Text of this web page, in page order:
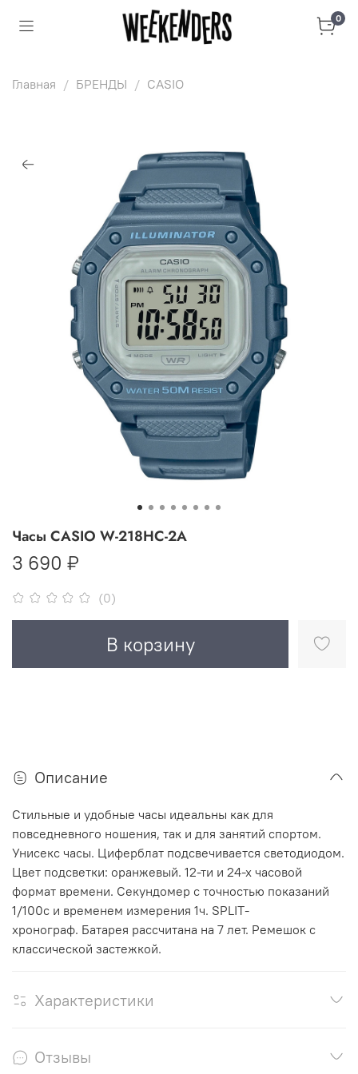
0
Главная БРЕНДЫ CASIO
(0)
Часы CASIO W-218НC-2А
3 690 ₽
В корзину
Описание
Стильные и удобные часы идеальны как для
повседневного ношения, так и для занятий спортом.
Унисекс часы. Циферблат подсвечивается светодиодом.
Цвет подсветки: оранжевый. 12-ти и 24-х часовой
формат времени. Секундомер с точностью показаний
1/100с и временем измерения 1ч. SPLIT-
хронограф. Батарея рассчитана на 7 лет. Ремешок с
классической застежкой.
Характеристики
Отзывы